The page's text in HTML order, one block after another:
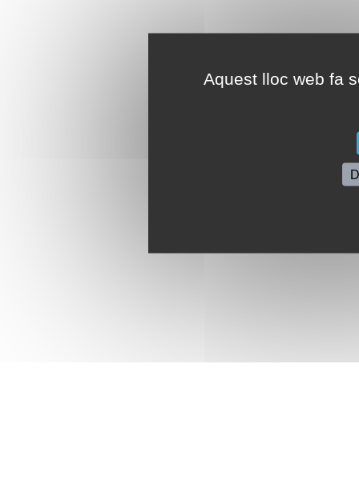
Aquest lloc web fa